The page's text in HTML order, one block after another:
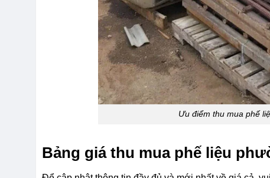
Ưu điểm thu mua phế
Bảng giá thu mua phế liệu